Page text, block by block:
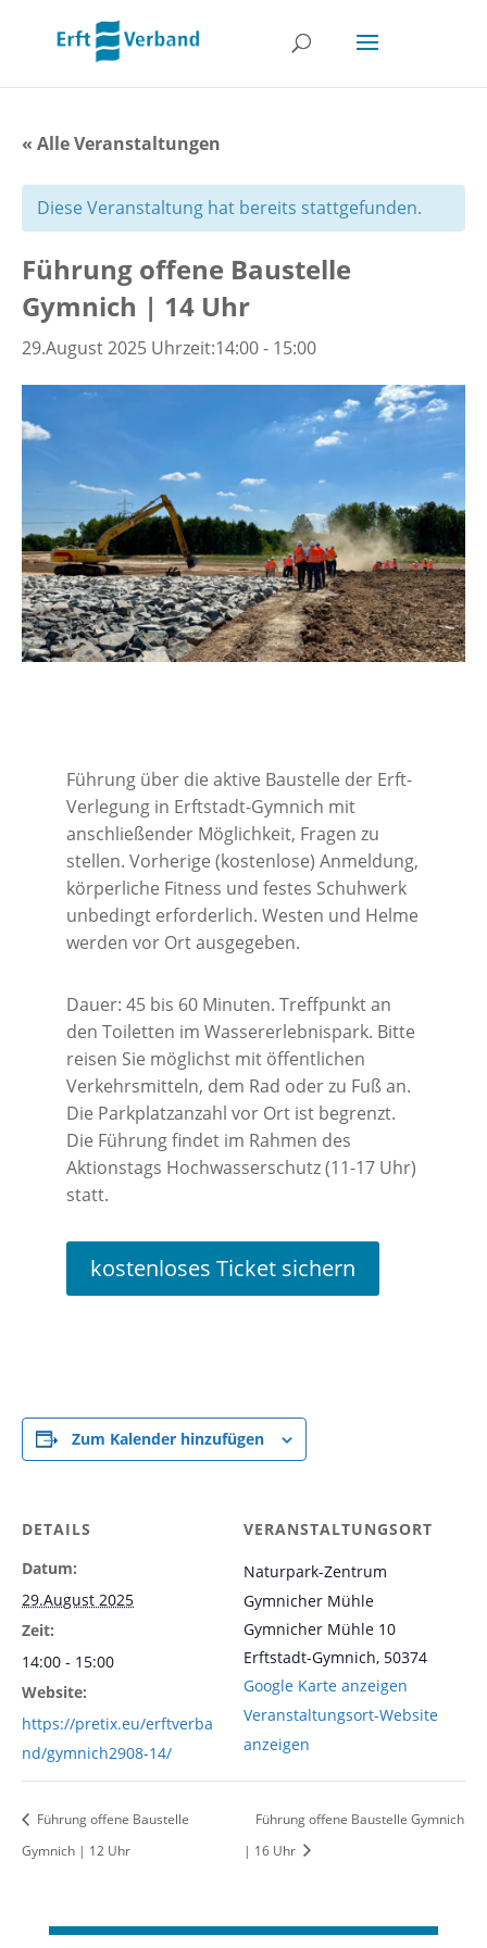
« Alle Veranstaltungen
Diese Veranstaltung hat bereits stattgefunden.
Führung offene Baustelle
Gymnich | 14 Uhr
29.August 2025 Uhrzeit:14:00- 15:00
Führung über die aktive Baustelle der Erft-
Verlegung in Erftstadt-Gymnich mit
anschließender Möglichkeit, Fragen zu
stellen. Vorherige (kostenlose) Anmeldung,
körperliche Fitness und festes Schuhwerk
unbedingt erforderlich. Westen und Helme
werden vor Ort ausgegeben.
Dauer: 45 bis 60 Minuten. Treffpunkt an
den Toiletten im Wassererlebnispark. Bitte
reisen Sie möglichst mit öffentlichen
Verkehrsmitteln, dem Rad oder zu Fuß an.
Die Parkplatzanzahl vor Ort ist begrenzt.
Die Führung findet im Rahmen des
Aktionstags Hochwasserschutz (11-17 Uhr)
statt.
kostenloses Ticket sichern
Zum Kalender hinzufügen
DETAILS
Datum:
29.August 2025
Zeit:
14:00 - 15:00
Website:
https://pretix.eu/erftverba
nd/gymnich2908-14/
VERANSTALTUNGSORT
Naturpark-Zentrum
Gymnicher Mühle
Gymnicher Mühle 10
Erftstadt-Gymnich, 50374
Google Karte anzeigen
Veranstaltungsort-Website
anzeigen
Führung offene Baustelle
Gymnich | 12 Uhr
Führung offene Baustelle Gymnich
| 16 Uhr